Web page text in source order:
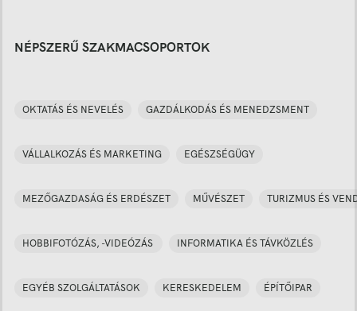
NÉPSZERŰ SZAKMACSOPORTOK
OKTATÁS ÉS NEVELÉS GAZDÁLKODÁS ÉS MENEDZSMENT
VÁLLALKOZÁS ÉS MARKETING EGÉSZSÉGÜGY
MEZŐGAZDASÁG ÉS ERDÉSZET MŰVÉSZET TURIZMUS ÉS
HOBBIFOTÓZÁS, -VIDEÓZÁS INFORMATIKA ÉS TÁVKÖZLÉS
EGYÉB SZOLGÁLTATÁSOK KERESKEDELEM ÉPÍTŐIPAR